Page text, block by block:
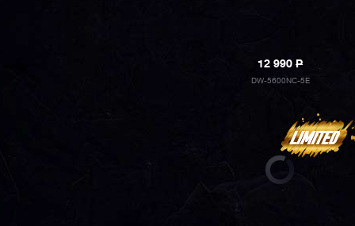
12 990P
DW-5600NC-5E